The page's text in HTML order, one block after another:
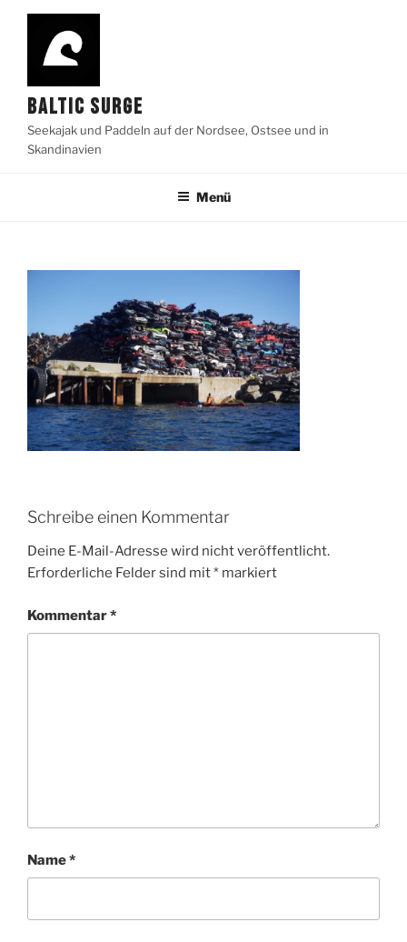
Zum
springen
BALTIC SURGE
Seekajak und Paddeln auf der Nordsee, Ostsee und in
Skandinavien
Menü
Schreibe einen Kommentar
Deine E-Mail-Adresse wird nicht veröffentlicht.
Erforderliche Felder sind mit* markiert
Kommentar*
Name*